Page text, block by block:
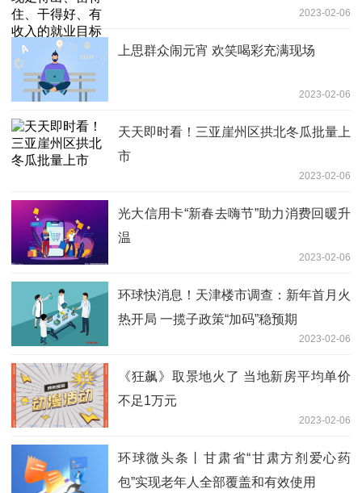
2023-02-06
上思群众闹元宵 欢笑喝彩充满现场
2023-02-06
天天即时看！三亚崖州区拱北冬瓜批量上
市
2023-02-06
光大信用卡“新春去嗨节”助力消费回暖升
温
2023-02-06
环球快消息！天津楼市调查：新年首月火
热开局 一揽子政策“加码”稳预期
2023-02-06
《狂飙》取景地火了 当地新房平均单价
不足1万元
2023-02-06
环球微头条丨甘肃省“甘肃方剂爱心药
包”实现老年人全部覆盖和有效使用